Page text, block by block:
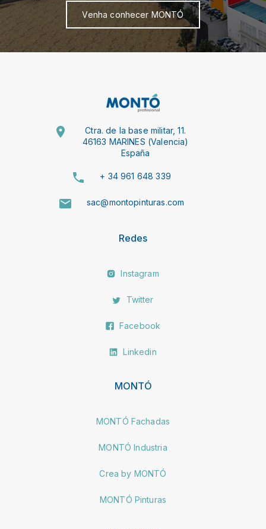
Venha conhecer MONTÓ
Ctra. de la base militar, 11.
46163 MARINES (Valencia)
España
+ 34 961 648 339
sac@montopinturas.com
Redes
Instagram
Twitter
Facebook
Linkedin
MONTÓ
MONTÓ Fachadas
MONTÓ Industria
Crea by MONTÓ
MONTÓ Pinturas